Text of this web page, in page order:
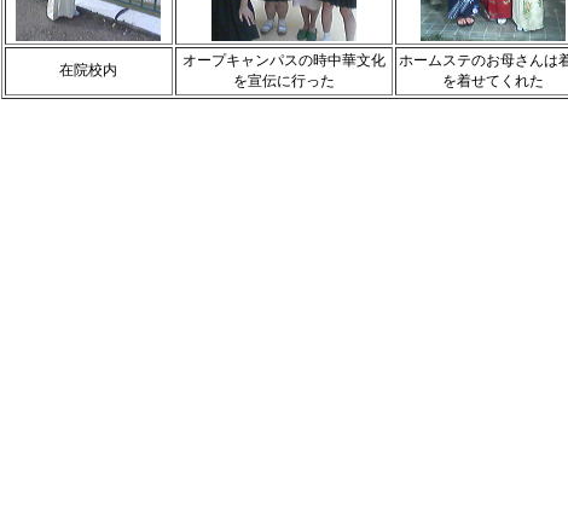
在院校内
オープキャンパスの時中華文化
を宣伝に行った
ホームステのお母さんは
を着せてくれた